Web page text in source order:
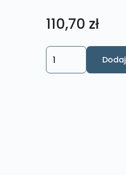
110,70 zł
ilość
Obrazek